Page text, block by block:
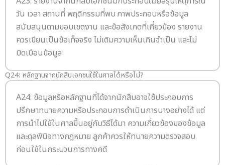
วัน เวลา สถานที่ พฤติกรรมที่พบ ภาพประกอบหรือข้อมูล
สนับสนุนตามขอบเขตงาน และข้อสังเกตที่เกี่ยวข้อง รายงาน
ควรเขียนเป็นข้อเท็จจริง ไม่เติมความเห็นเกินจำเป็น และไม่
บิดเบือนข้อมูล
Q24: หลักฐานจากนักสืบเอกชนใช้ในศาลได้หรือไม่?
A24: ข้อมูลหรือหลักฐานที่ได้จากนักสืบอาจใช้ประกอบการ
ปรึกษาทนายความหรือประกอบการดำเนินการบางอย่างได้ แต่
การนำไปใช้ในศาลขึ้นอยู่กับวิธีได้มา ความเกี่ยวข้องของข้อมูล
และดุลพินิจทางกฎหมาย ลูกค้าควรให้ทนายความตรวจสอบ
ก่อนใช้ในกระบวนการทางคดี